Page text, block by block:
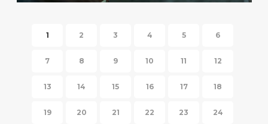
1 2 3 4 5 6
7 8 9 10 11 12
13 14 15 16 17 18
19 20 21 22 23 24